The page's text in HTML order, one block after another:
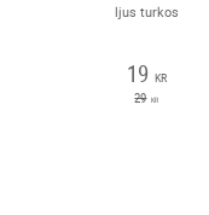
till i favoriter
ljus turkos
19 KR
29 KR